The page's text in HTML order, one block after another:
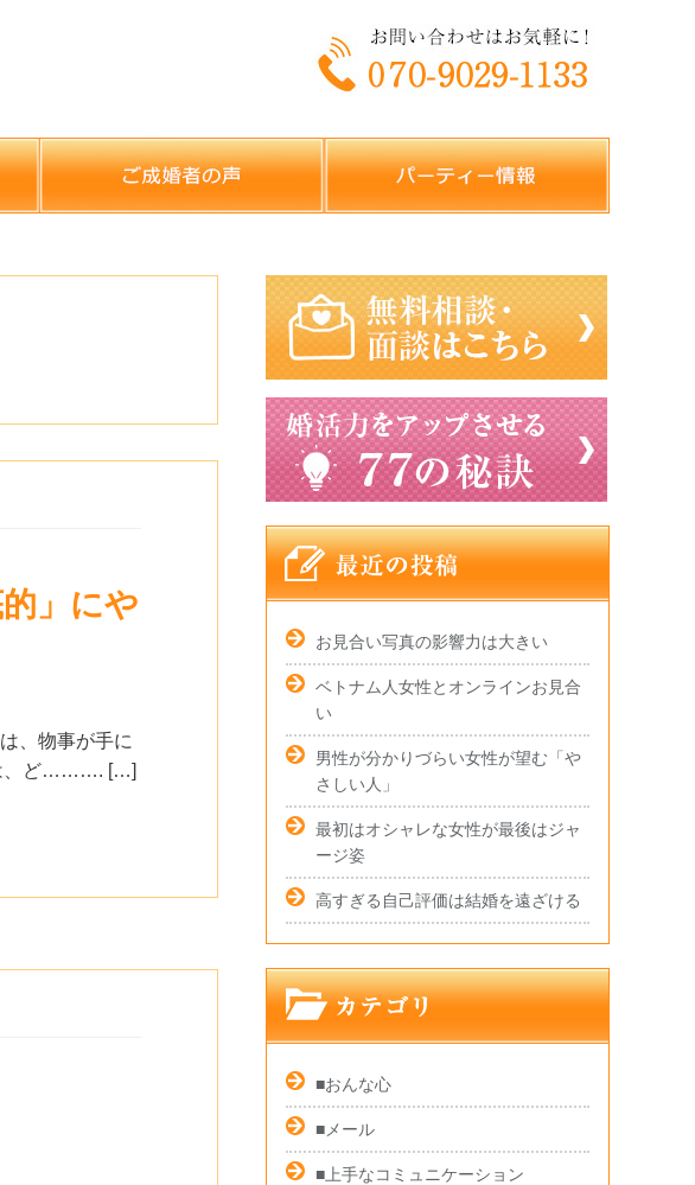
」にや
、物事が手に
は、ど………. […]
お見合い写真の影響力は大きい
ベトナム人女性とオンラインお見合
い
男性が分かりづらい女性が望む「や
さしい人」
最初はオシャレな女性が最後はジャ
ージ姿
高すぎる自己評価は結婚を遠ざける
■おんな心
■メール
■上手なコミュニケーション